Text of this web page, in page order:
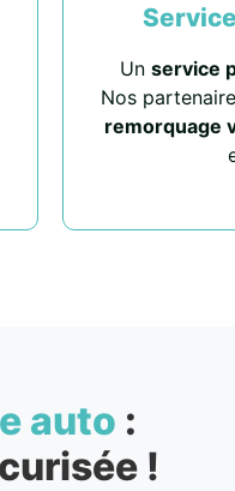
Un service
Nos
remorquage
auto :
!